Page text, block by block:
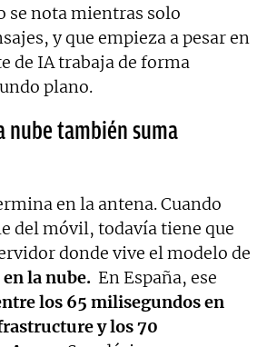
se nota mientras solo
y que empieza a pesar en
de IA trabaja de forma
plano.
nube también suma
en la antena. Cuando
del móvil, todavía tiene que
donde vive el modelo de
la nube. En España, ese
los 65 milisegundos en
y los 70